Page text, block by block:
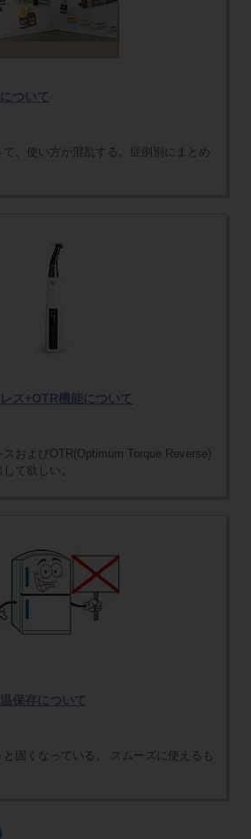
ついて
、使い方が混乱する。症例別にまとめ
ス+OTR機能について
およびOTR(Optimum Torque Reverse)
て欲しい。
保存について
固くなっている。 スムーズに使えるも